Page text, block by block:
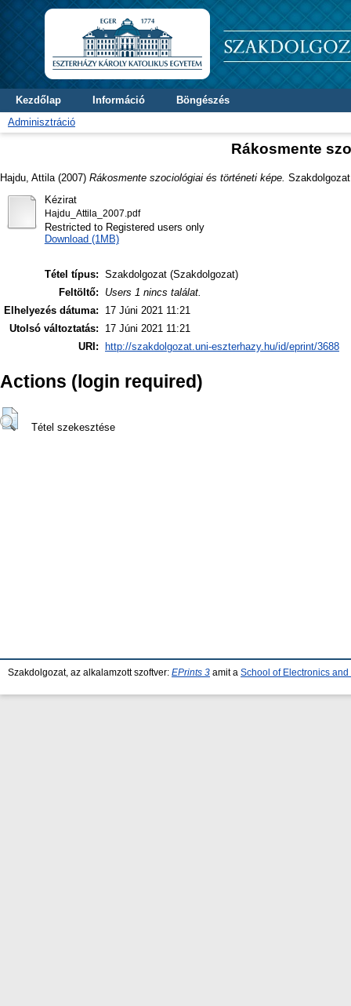
Kezdőlap Információ
Böngészés
Adminisztráció
Rákosmente
Hajdu, Attila (2007) Rákosmente szociológiai és történeti képe.
Kézirat
Hajdu_Attila_2007.pdf
Restricted to Registered users only
Download (1MB)
Tétel típus: Szakdolgozat (Szakdolgozat)
Feltöltő:
Users 1 nincs találat.
Elhelyezés dátuma:
17 Júni 2021 11:21
Utolsó változtatás:
17 Júni 2021 11:21
URI:
http://szakdolgozat.uni-eszterhazy.hu/id/eprint/3688
Actions (login required)
Tétel szekesztése
Szakdolgozat, az alkalamzott szoftver: EPrints 3 amit a School of Electronics